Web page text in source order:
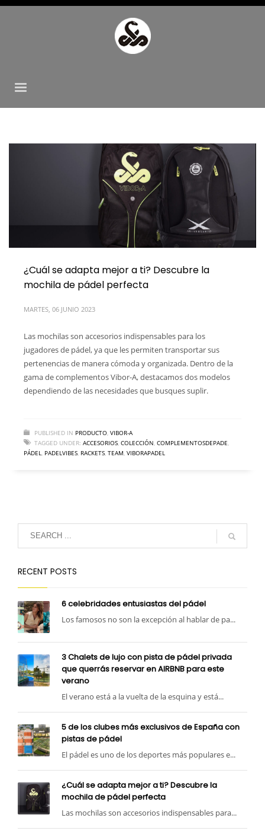
¿Cuál se adapta mejor a ti? Descubre la
mochila de pádel perfecta
MARTES, 06 JUNIO 2023
Las mochilas son accesorios indispensables para los
jugadores de pádel, ya que les permiten transportar sus
pertenencias de manera cómoda y organizada. Dentro de la
gama de complementos Vibor-A, destacamos dos modelos
dependiendo de las necesidades que busques suplir.
PUBLISHED IN PRODUCTO VIBOR-A
TAGGED UNDER: ACCESORIOS COLECCIÓN COMPLEMENTOSDEPADE
PÁDEL
PADELVIBES RACKETS TEAM VIBORAPADEL
RECENT POSTS
6 celebridades entusiastas del pádel
Los famosos no son la excepción al hablar de pa...
3 Chalets de lujo con pista de pádel privada
que querrás reservar en AIRBNB para este
verano
El verano está a la vuelta de la esquina y está...
5 de los clubes más exclusivos de España con
pistas de pádel
El pádel es uno de los deportes más populares e...
¿Cuál se adapta mejor a ti? Descubre la
mochila de pádel perfecta
Las mochilas son accesorios indispensables para...